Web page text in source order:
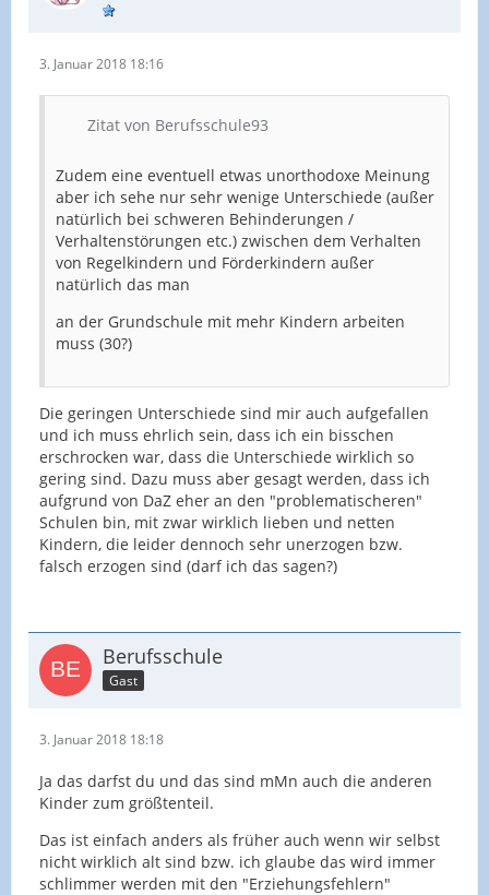
3. Januar 2018 18:16
Zitat von Berufsschule93
Zudem eine eventuell etwas unorthodoxe Meinung
aber ich sehe nur sehr wenige Unterschiede (außer
natürlich bei schweren Behinderungen /
Verhaltenstörungen etc.) zwischen dem Verhalten
von Regelkindern und Förderkindern außer
natürlich das man
an der Grundschule mit mehr Kindern arbeiten
muss (30?)
Die geringen Unterschiede sind mir auch aufgefallen
und ich muss ehrlich sein, dass ich ein bisschen
erschrocken war, dass die Unterschiede wirklich so
gering sind. Dazu muss aber gesagt werden, dass ich
aufgrund von DaZ eher an den "problematischeren"
Schulen bin, mit zwar wirklich lieben und netten
Kindern, die leider dennoch sehr unerzogen bzw.
falsch erzogen sind (darf ich das sagen?)
Berufsschule
Gast
3. Januar 2018 18:18
Ja das darfst du und das sind mMn auch die anderen
Kinder zum größtenteil.
Das ist einfach anders als früher auch wenn wir selbst
nicht wirklich alt sind bzw. ich glaube das wird immer
schlimmer werden mit den "Erziehungsfehlern"